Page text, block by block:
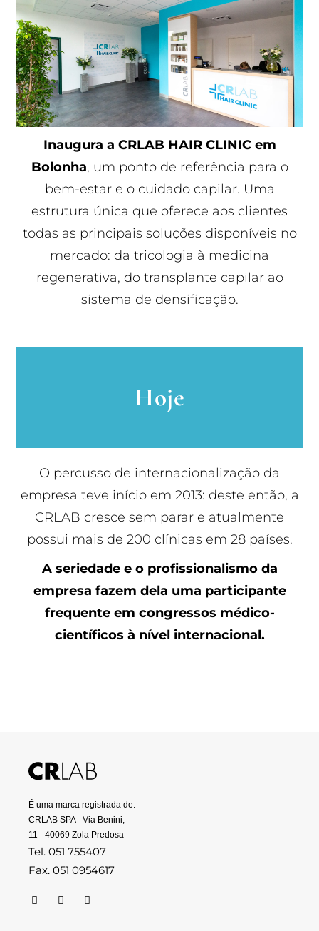
Inaugura a CRLAB HAIR CLINIC em
Bolonha, um ponto de referência para o
bem-estar e o cuidado capilar. Uma
estrutura única que oferece aos clientes
todas as principais soluções disponíveis no
mercado: da tricologia à medicina
regenerativa, do transplante capilar ao
sistema de densificação.
Hoje
O percusso de internacionalização da
empresa teve início em 2013: deste então, a
CRLAB cresce sem parar e atualmente
possui mais de 200 clínicas em 28 países.
A seriedade e o profissionalismo da
empresa fazem dela uma participante
frequente em congressos médico-
científicos à nível internacional.
É uma marca registrada de:
CRLAB SPA - Via Benini,
11 - 40069 Zola Predosa
Tel. 051 755407
Fax. 051 0954617